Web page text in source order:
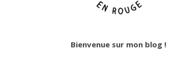
Bienvenue sur mon blog !